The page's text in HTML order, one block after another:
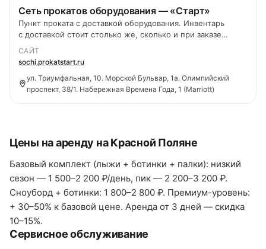
Сеть прокатов оборудования — «Старт»
Пункт проката с доставкой оборудования. Инвентарь
с доставкой стоит столько же, сколько и при заказе
в самих пунктах.
САЙТ
sochi.prokatstart.ru
ул. Триумфальная, 10. Морской Бульвар, 1а. Олимпийский
проспект, 38/1. Набережная Времена Года, 1 (Marriott)
Цены на аренду на Красной Поляне
Базовый комплект (лыжи + ботинки + палки): низкий
сезон — 1 500–2 200 ₽/день, пик — 2 200–3 200 ₽.
Сноуборд + ботинки: 1 800–2 800 ₽. Премиум-уровень:
+ 30–50% к базовой цене. Аренда от 3 дней — скидка
10–15%.
Сервисное обслуживание